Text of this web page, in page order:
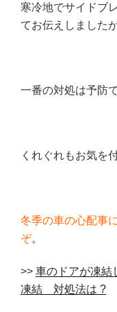
寒冷地でサイドブ
てお伝えしました
一番の対処は予防で
くれぐれもお気を
冬季の車の心配事
ぞ。
>> 車のドアが凍
凍結 対処法は ?